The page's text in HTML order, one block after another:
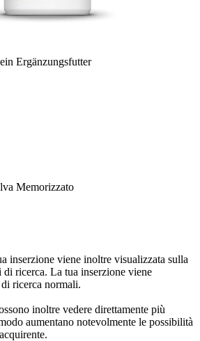
Ergänzungsfutter
Memorizzato
inserzione viene inoltre visualizzata sulla
ricerca. La tua inserzione viene
ricerca normali.
inoltre vedere direttamente più
aumentano notevolmente le possibilità